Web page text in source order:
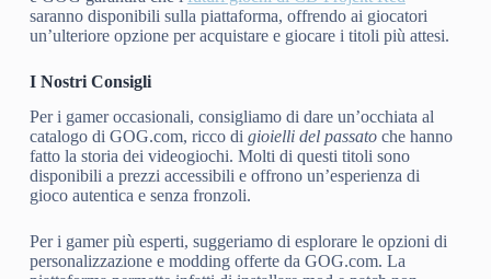
saranno disponibili sulla piattaforma, offrendo ai giocatori
un’ulteriore opzione per acquistare e giocare i titoli più attesi.
I Nostri Consigli
Per i gamer occasionali, consigliamo di dare un’occhiata al
catalogo di GOG.com, ricco di gioielli del passatoche hanno
fatto la storia dei videogiochi. Molti di questi titoli sono
disponibili a prezzi accessibili e offrono un’esperienza di
gioco autentica e senza fronzoli.
Per i gamer più esperti, suggeriamo di esplorare le opzioni di
personalizzazione e modding offerte da GOG.com. La